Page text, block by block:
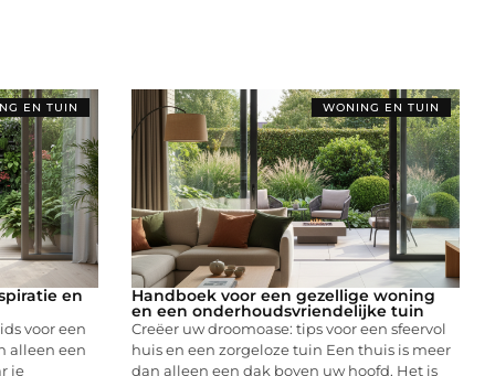
EN TUIN
en
voor een
alleen een
je
WONING EN TUIN
Handboek voor een gezellige woning
en een onderhoudsvriendelijke tuin
Creëer uw droomoase: tips voor een sfeervol
huis en een zorgeloze tuin Een thuis is meer
dan alleen een dak boven uw hoofd. Het is